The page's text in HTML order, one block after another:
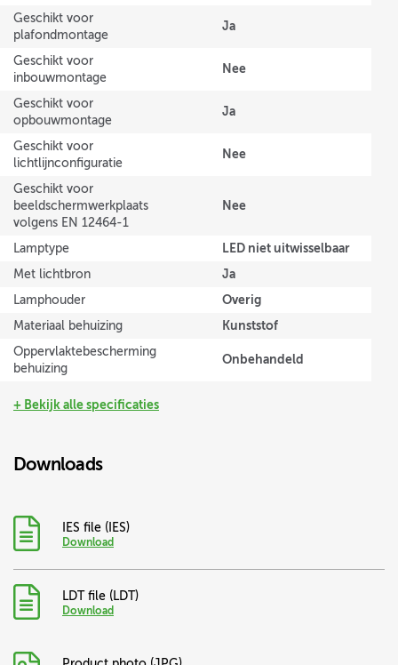
Geschikt voor
plafondmontage
Ja
Geschikt voor
inbouwmontage
Nee
Geschikt voor
opbouwmontage
Ja
Geschikt voor
lichtlijnconfiguratie
Nee
Geschikt voor
beeldschermwerkplaats
volgens EN 12464-1
Nee
Lamptype LED niet uitwisselbaar
Met lichtbron Ja
Lamphouder Overig
Materiaal behuizing Kunststof
Oppervlaktebescherming
behuizing
Onbehandeld
+ Bekijk alle specificaties
Downloads
IES file ( IES)
Download
LDT file (LDT)
Download